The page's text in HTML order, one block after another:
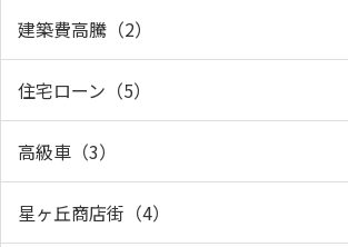
建築費高騰（2）
住宅ローン（5）
高級車（3）
星ヶ丘商店街（4）